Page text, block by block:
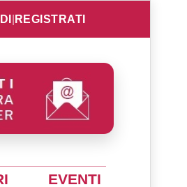
REGISTRATI
EVENTI